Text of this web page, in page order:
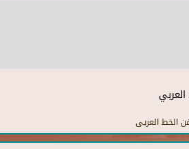
العربي
الخط العريى